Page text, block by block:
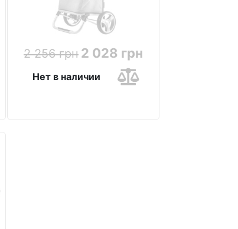
2 256 грн 2 028 грн
Нет в наличии